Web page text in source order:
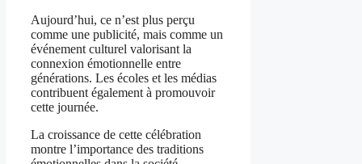
Aujourd’hui, ce n’est plus perçu
comme une publicité, mais comme un
événement culturel valorisant la
connexion émotionnelle entre
générations. Les écoles et les médias
contribuent également à promouvoir
cette journée.
La croissance de cette célébration
montre l’importance des traditions